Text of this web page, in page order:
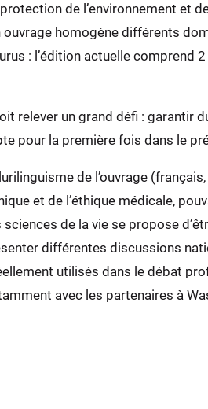
de l’environnement et
homogène différents
: l’édition actuelle comprend
relever un grand défi : garantir
pour la première fois dans le
de l’ouvrage
et de l’éthique médicale,
de la vie se propose
différentes discussions
utilisés dans le débat
avec les partenaires à